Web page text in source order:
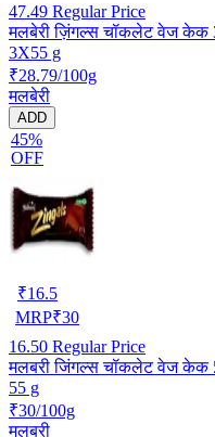
47.49 Regular Price
मलबेरी ज़िंगल्स चॉकलेट वेज
3X55 g
₹28.79/100g
मलबेरी
ADD
45%
OFF
₹16.5
MRP₹30
16.50 Regular Price
मलबरी जिंगल्स चॉकलेट वेज केक
55 g
₹30/100g
मलबरी